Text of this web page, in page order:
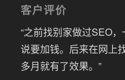
客户评价
“之前找别家做过SEO
说要加钱。后来在网上
多月就有了效果。”